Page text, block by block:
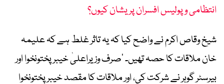
انتظامی و پولیس افسران پریشان کیوں؟
شیخ وقاص اکرم نے واضح کیا کہ یہ تاثر غلط ہے کہ علیمہ
خان ملاقات کا حصہ تھیں۔ ‘صرف وزیراعلیٰ خیبرپختونخوا اور
بیرسٹر گوہر نے شرکت کی، اور ملاقات کا مقصد خیبرپختونخوا